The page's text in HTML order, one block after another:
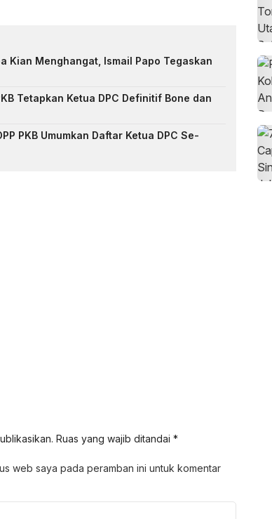
Kian Menghangat, Ismail Papo Tegaskan
Tetapkan Ketua DPC Definitif Bone dan
PKB Umumkan Daftar Ketua DPC Se-
Ruas yang wajib ditandai *
web saya pada peramban ini untuk komentar